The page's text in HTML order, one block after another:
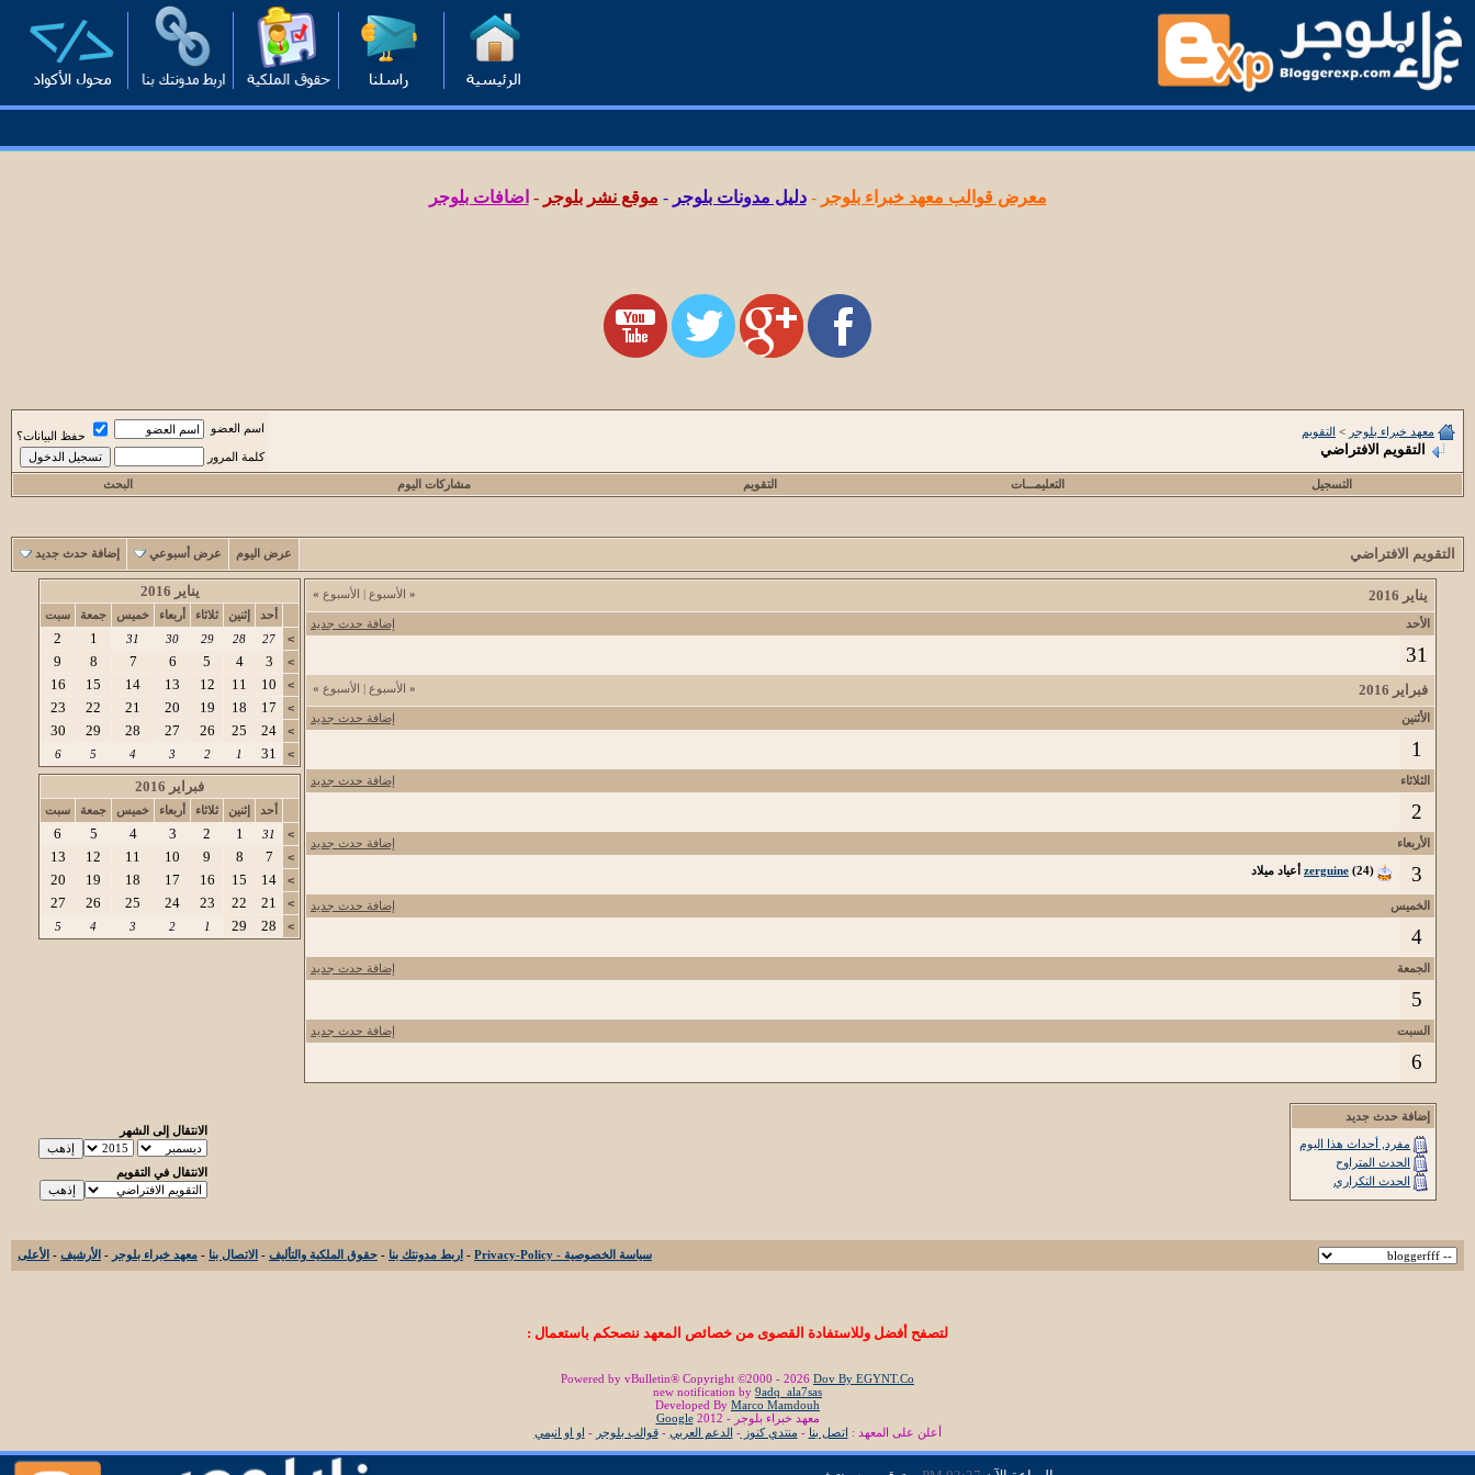
معرض قوالب معهد خبراء بلوجر -دليل مدونات بلوجر - موقع نشر بلوجر - اضافات بلوجر
معهد خبراء بلوجر > التقويم
التقويم الافتراضي
اسم العضو
حفظ البيانات؟
كلمة المرور
التسجيل التعليمـــات التقويم مشاركات اليوم البحث
التقويم الافتراضي عرض اليوم عرض أسبوعي إضافة حدث جديد
« الأسبوع | الأسبوع » يناير 2016
إضافة حدث جديد الأحد
31
« الأسبوع | الأسبوع » فبراير 2016
إضافة حدث جديد الأثنين
1
إضافة حدث جديد الثلاثاء
2
إضافة حدث جديد الأربعاء
3
zerguine (24) أعياد ميلاد
إضافة حدث جديد الخميس
4
إضافة حدث جديد الجمعة
5
إضافة حدث جديد السبت
6
يناير 2016
أحد إثنين ثلاثاء أربعاء خميس جمعة
سبت
>
27
28
29
30
31
1
2
>
3
4
5
6
7
8
9
>
10
11
12
13
14
15
16
>
17
18
19
20
21
22
23
>
24
25
26
27
28
29
30
>
31
1
2
3
4
5
6
فبراير 2016
أحد إثنين ثلاثاء أربعاء خميس جمعة
سبت
>
31
1
2
3
4
5
6
>
7
8
9
10
11
12
13
>
14
15
16
17
18
19
20
>
21
22
23
24
25
26
27
>
28
29
1
2
3
4
5
إضافة حدث جديد
مفرد, أحداث هذا اليوم
الحدث المتراوح
الحدث التكراري
الانتقال إلى الشهر
الانتقال في التقويم
سياسة الخصوصية - Privacy-Policy - اربط مدونتك بنا - حقوق الملكية والتأليف - الاتصال بنا - معهد خبراء بلوجر - الأرشيف - الأعلى
لتصفح أفضل وللاستفادة القصوى من خصائص المعهد ننصحكم باستعمال :
Powered by vBulletin® Copyright ©2000 - 2026 Dov By EGYNT.Co
new notification by 9adq_ala7sas
Developed By Marco Mamdouh
معهد خبراء بلوجر - 2012
Google
أعلن على المعهد : اتصل بنا - منتدي كنوز- الدعم العربي -قوالب بلوجر - او او انيمي